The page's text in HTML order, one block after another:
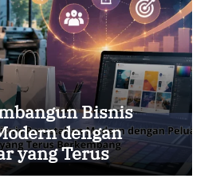
Bisnis
dengan
yang Terus